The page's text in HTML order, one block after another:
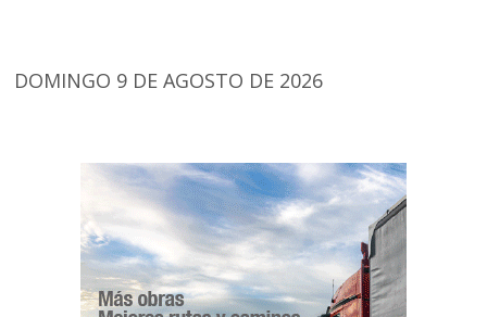
DOMINGO 9 DE AGOSTO DE 2026